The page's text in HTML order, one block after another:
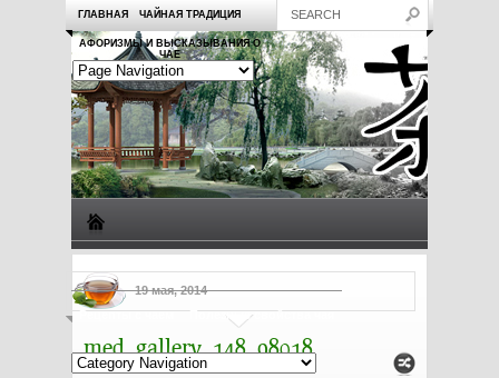
ГЛАВНАЯ ЧАЙНАЯ ТРАДИЦИЯ
АФОРИЗМЫ И ВЫСКАЗЫВАНИЯ О
ЧАЕ
Рецепты с чаем Полезные свойства чая
19 мая, 2014
med_gallery_148_98018